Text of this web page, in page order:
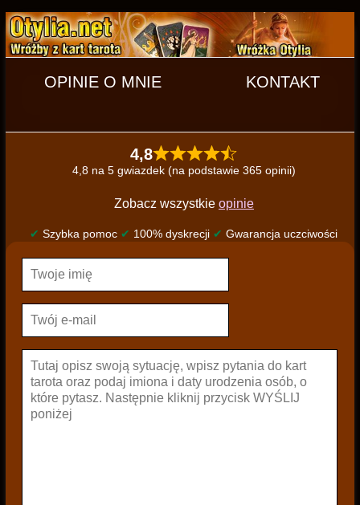
OPINIE O MNIE KONTAKT
4,8
4,8 na 5 gwiazdek (na podstawie 365 opinii)
Zobacz wszystkie opinie
✔ Szybka pomoc ✔ 100% dyskrecji ✔ Gwarancja uczciwości